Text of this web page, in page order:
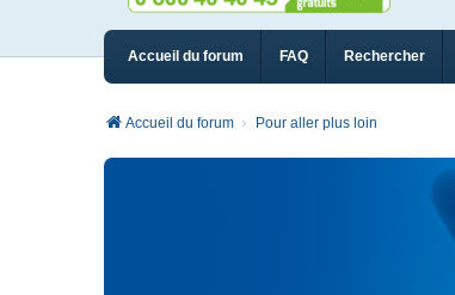
Accueil du forum FAQ Rechercher
Accueil du forum Pour aller plus loin